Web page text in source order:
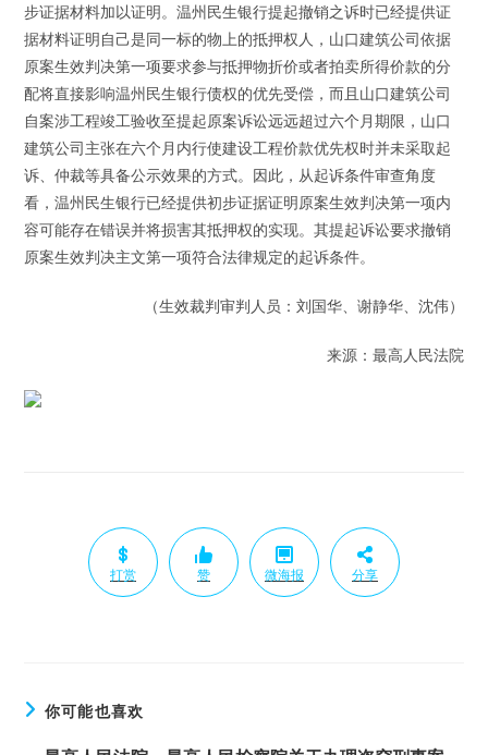
步证据材料加以证明。温州民生银行提起撤销之诉时已经提供证
据材料证明自己是同一标的物上的抵押权人，山口建筑公司依据
原案生效判决第一项要求参与抵押物折价或者拍卖所得价款的分
配将直接影响温州民生银行债权的优先受偿，而且山口建筑公司
自案涉工程竣工验收至提起原案诉讼远远超过六个月期限，山口
建筑公司主张在六个月内行使建设工程价款优先权时并未采取起
诉、仲裁等具备公示效果的方式。因此，从起诉条件审查角度
看，温州民生银行已经提供初步证据证明原案生效判决第一项内
容可能存在错误并将损害其抵押权的实现。其提起诉讼要求撤销
原案生效判决主文第一项符合法律规定的起诉条件。
（生效裁判审判人员：刘国华、谢静华、沈伟）
来源：最高人民法院
打赏 赞 微海报 分享
你可能也喜欢